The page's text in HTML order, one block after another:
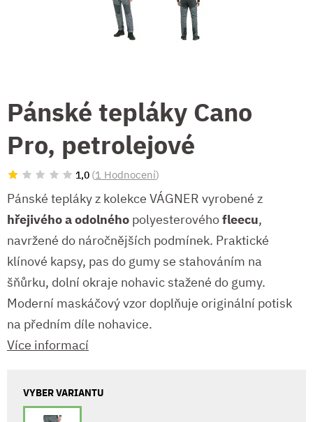
Pánské tepláky Cano
Pro, petrolejové
1,0 (1 Hodnocení)
Pánské tepláky z kolekce VÁGNER vyrobené z
hřejivého a odolného polyesterovéhofleecu,
navržené do náročnějších podmínek. Praktické
klínové kapsy, pas do gumy se stahováním na
šňůrku, dolní okraje nohavic stažené do gumy.
Moderní maskáčový vzor doplňuje originální potisk
na předním díle nohavice.
Více informací
VYBER VARIANTU